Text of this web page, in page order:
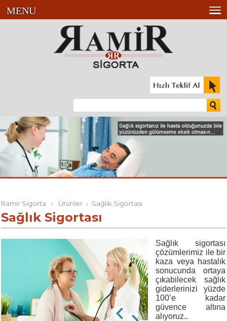
MENU
Ramir Sigorta › Ürünler › Sağlık Sigortası
Sağlık Sigortası
Sağlık sigortası
çözümlerimiz ile bir
kaza veya hastalık
sonucunda ortaya
çıkabilecek sağlık
giderlerinizi yüzde
100’e kadar
güvence altına
alıyoruz..